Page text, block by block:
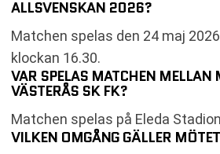
ALLSVENSKAN 2026?
Matchen spelas den 24 maj
klockan 16.30.
VAR SPELAS MATCHEN MELLAN
VÄSTERÅS SK FK?
Matchen spelas på Eleda
VILKEN OMGÅNG GÄLLER